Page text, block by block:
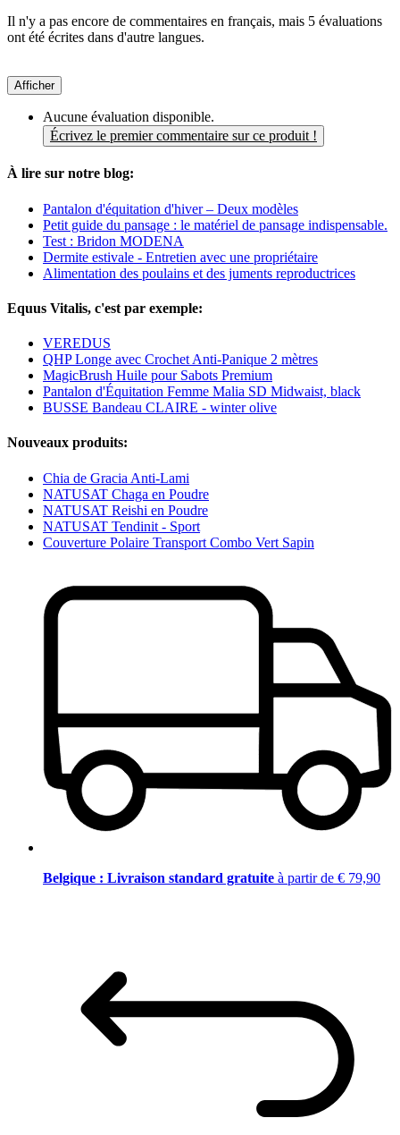
Il n'y a pas encore de commentaires en français, mais 5 évaluations
ont été écrites dans d'autre langues.
Afficher
Aucune évaluation disponible.
Écrivez le premier commentaire sur ce produit !
À lire sur notre blog:
Pantalon d'équitation d'hiver – Deux modèles
Petit guide du pansage : le matériel de pansage indispensable.
Test : Bridon MODENA
Dermite estivale - Entretien avec une propriétaire
Alimentation des poulains et des juments reproductrices
Equus Vitalis, c'est par exemple:
VEREDUS
QHP Longe avec Crochet Anti-Panique 2 mètres
MagicBrush Huile pour Sabots Premium
Pantalon d'Équitation Femme Malia SD Midwaist, black
BUSSE Bandeau CLAIRE - winter olive
Nouveaux produits:
Chia de Gracia Anti-Lami
NATUSAT Chaga en Poudre
NATUSAT Reishi en Poudre
NATUSAT Tendinit - Sport
Couverture Polaire Transport Combo Vert Sapin
Belgique : Livraison standard gratuite à partir de € 79,90